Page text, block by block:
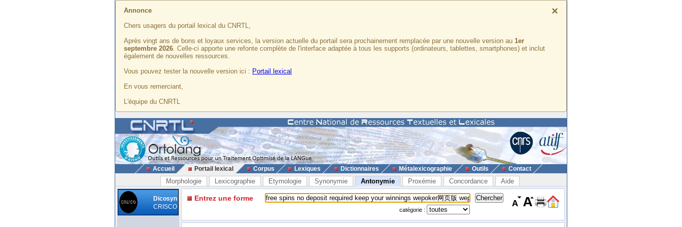
×
Annonce
Chers usagers du portail lexical du CNRTL,
Après vingt ans de bons et loyaux services, la version actuelle du portail sera prochainement remplacée par une nouvelle version au 1er
septembre 2026. Celle-ci apporte une refonte complète de l'interface adaptée à tous les supports (ordinateurs, tablettes, smartphones) et inclut
également de nouvelles ressources.
Vous pouvez tester la nouvelle version ici : Portail lexical
En vous remerciant,
L'équipe du CNRTL
Accueil Portail lexical Corpus Lexiques Dictionnaires Métalexicographie Outils Contact
Morphologie Lexicographie Etymologie Synonymie Antonymie Proxémie Concordance Aide
Dicosyn
CRISCO
Entrez une forme
catégorie :